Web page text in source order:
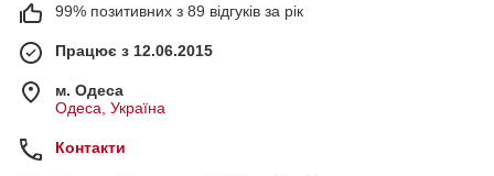
99% позитивних з 89 відгуків за рік
Працює з 12.06.2015
м. Одеса
Одеса, Україна
Контакти